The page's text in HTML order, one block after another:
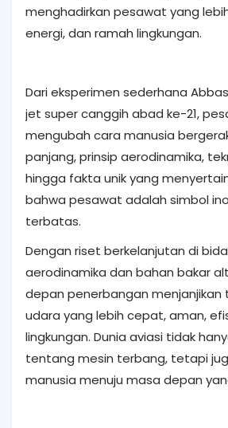
menghadirkan pesawat yang
energi, dan ramah lingkungan.
Dari eksperimen sederhana
jet super canggih abad ke-21,
mengubah cara manusia
panjang, prinsip aerodinamika,
hingga fakta unik yang
bahwa pesawat adalah simbol
terbatas.
Dengan riset berkelanjutan di
aerodinamika dan bahan bakar
depan penerbangan menjanjikan
udara yang lebih cepat, aman,
lingkungan. Dunia aviasi tidak
tentang mesin terbang, tetapi
manusia menuju masa depan